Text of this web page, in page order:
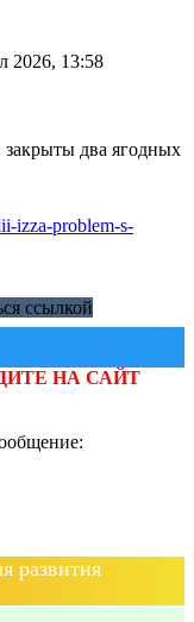
2026, 13:58
два ягодных
izza-problem-s-
ссылкой
НА САЙТ
развития